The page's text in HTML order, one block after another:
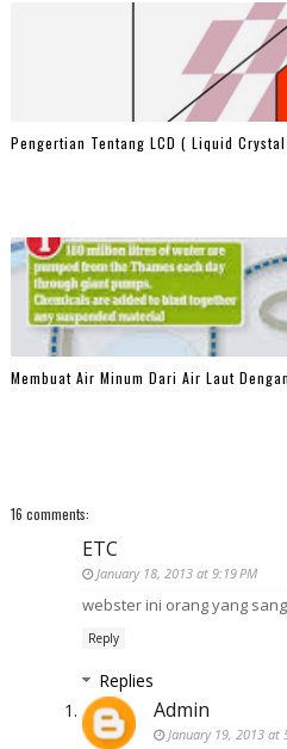
Pengertian Tentang LCD ( Liquid
Membuat Air Minum Dari Air Laut
16 comments:
ETC
January 18, 2013 at 9:19 PM
webster ini orang yang
Reply
Replies
Admin
January 19, 2013 at